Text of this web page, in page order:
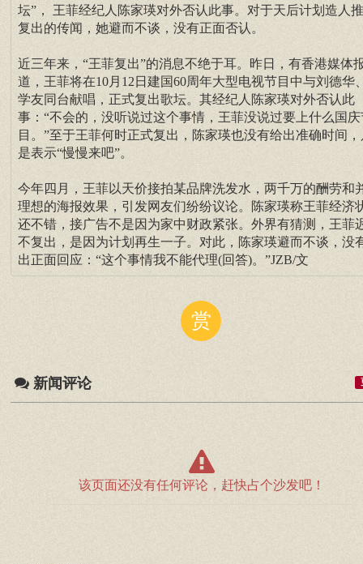
坛”， 王菲经纪人陈家瑛对外否认此事。对于天后计划造人
复出的传闻，她避而不谈，没有正面否认。
近三年来，“王菲复出”的消息不绝于耳。昨日，有香港媒体
道，王菲将在10月12日建国60周年大型电视节目中与刘德华
学友同台献唱，正式复出歌坛。其经纪人陈家瑛对外否认此
事：“不会的，没听说过这个事情，王菲没说过要上什么国庆
目。”至于王菲何时正式复出，陈家瑛也没有给出准确时间，
是表示“慢慢来吧”。
今年四月，王菲以天价接拍某品牌洗发水，两千万的酬劳和
理想的海报效果，引发网友们纷纷议论。陈家瑛称王菲经济
还不错，接广告不是因为家中财政紧张。外界有猜测，王菲
不复出，是因为计划再生一子。对此，陈家瑛避而不谈，没
出正面回应：“这个事情我不能代理(回答)。”JZB/文
赏
新闻评论
该页面还没有任何评论，赶快占个沙发吧！